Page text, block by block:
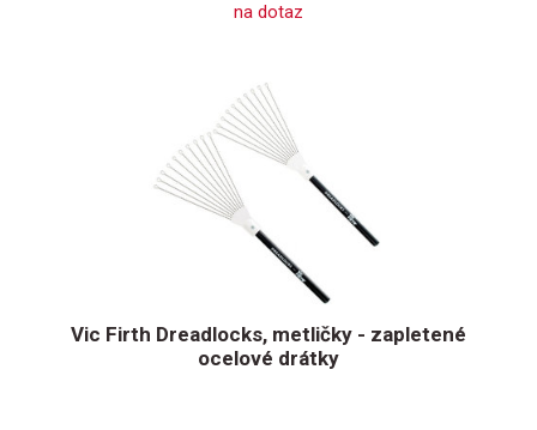
na dotaz
Vic Firth Dreadlocks, metličky - zapletené
ocelové drátky